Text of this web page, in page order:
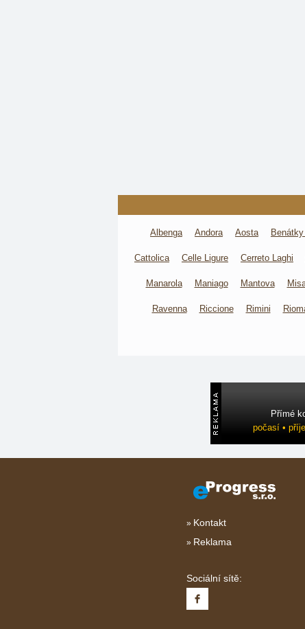
Albenga Andora Aosta
Cattolica Celle Ligure Cerreto Laghi
Manarola Maniago Mantova
Ravenna Riccione Rimini
Přímé
počasí •
Kontakt
Reklama
Sociální sítě: